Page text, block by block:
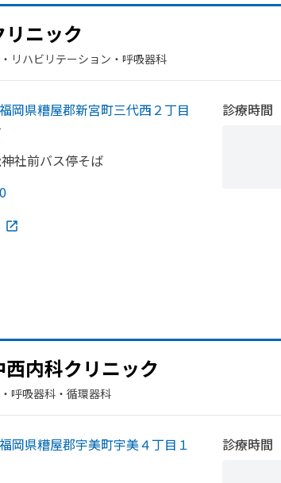
ニック
リハビリテーション・​呼吸器科
福岡県糟屋郡新宮町三代西２丁目
社前バス停そば
診療時間
内科クリニック
呼吸器科・​循環器科
福岡県糟屋郡宇美町宇美４丁目１
診療時間